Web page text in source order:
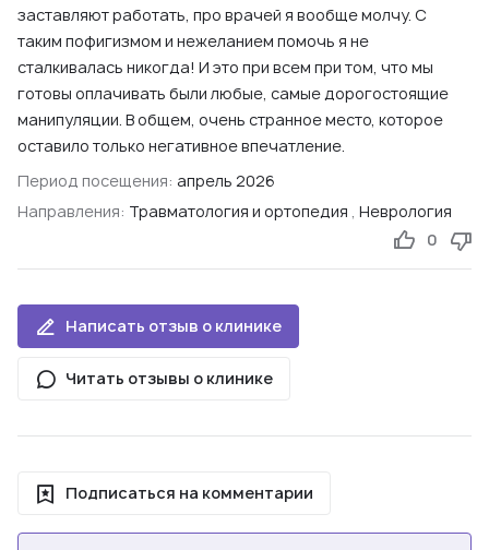
заставляют работать, про врачей я вообще молчу. С
таким пофигизмом и нежеланием помочь я не
сталкивалась никогда! И это при всем при том, что мы
готовы оплачивать были любые, самые дорогостоящие
манипуляции. В общем, очень странное место, которое
оставило только негативное впечатление.
Период посещения: апрель 2026
Направления: Травматология и ортопедия , Неврология
0
Написать отзыв о клинике
Читать отзывы о клинике
Подписаться на комментарии